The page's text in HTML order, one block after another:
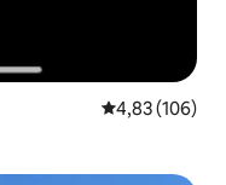
Note
4,83 (106)